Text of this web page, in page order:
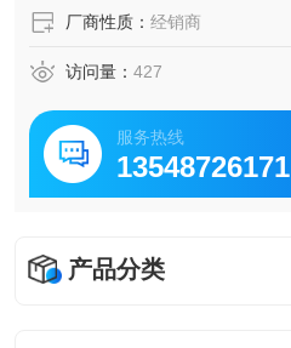
厂商性质： 经销商
访问量： 427
服务热线
13548726171
产品分类